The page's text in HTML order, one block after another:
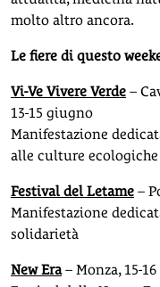
molto altro ancora.
Le fiere di questo
Vi-Ve Vivere Verde –
13-15 giugno
Manifestazione
alle culture ecologiche
Festival del Letame –
Manifestazione
solidarietà
New Era– Monza, 15-